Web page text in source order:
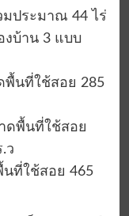
วมประมาณ 44 ไร่
งบ้าน 3 แบบ
พื้นที่ใช้สอย 285
ดพื้นที่ใช้สอย
ว
นที่ใช้สอย 465